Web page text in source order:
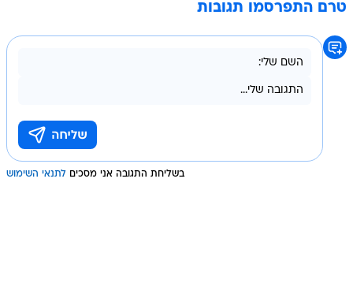
טרם התפרסמו תגובות
בשליחת התגובה אני מסכים לתנאי השימוש